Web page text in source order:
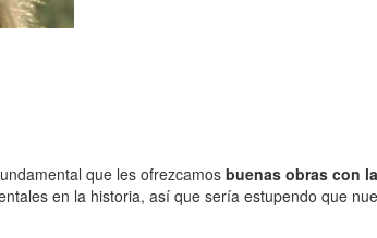
que les ofrezcamos buenas obras con
en la historia, así que sería estupendo que